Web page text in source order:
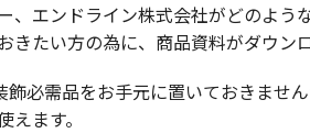
、エンドライン株式会社がどのよう
きたい方の為に、商品資料がダウン
必需品をお手元に置いておきません
ます。